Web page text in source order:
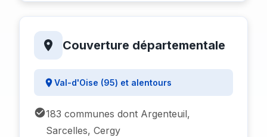
Couverture départementale
Val-d'Oise (95) et alentours
183 communes dont Argenteuil,
Sarcelles, Cergy